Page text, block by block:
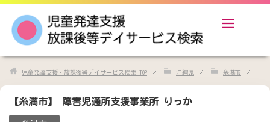
児童発達支援・放課後等デイサービス検索 TOP 沖縄県 糸満市
【糸満市】 障害児通所支援事業所 りっか